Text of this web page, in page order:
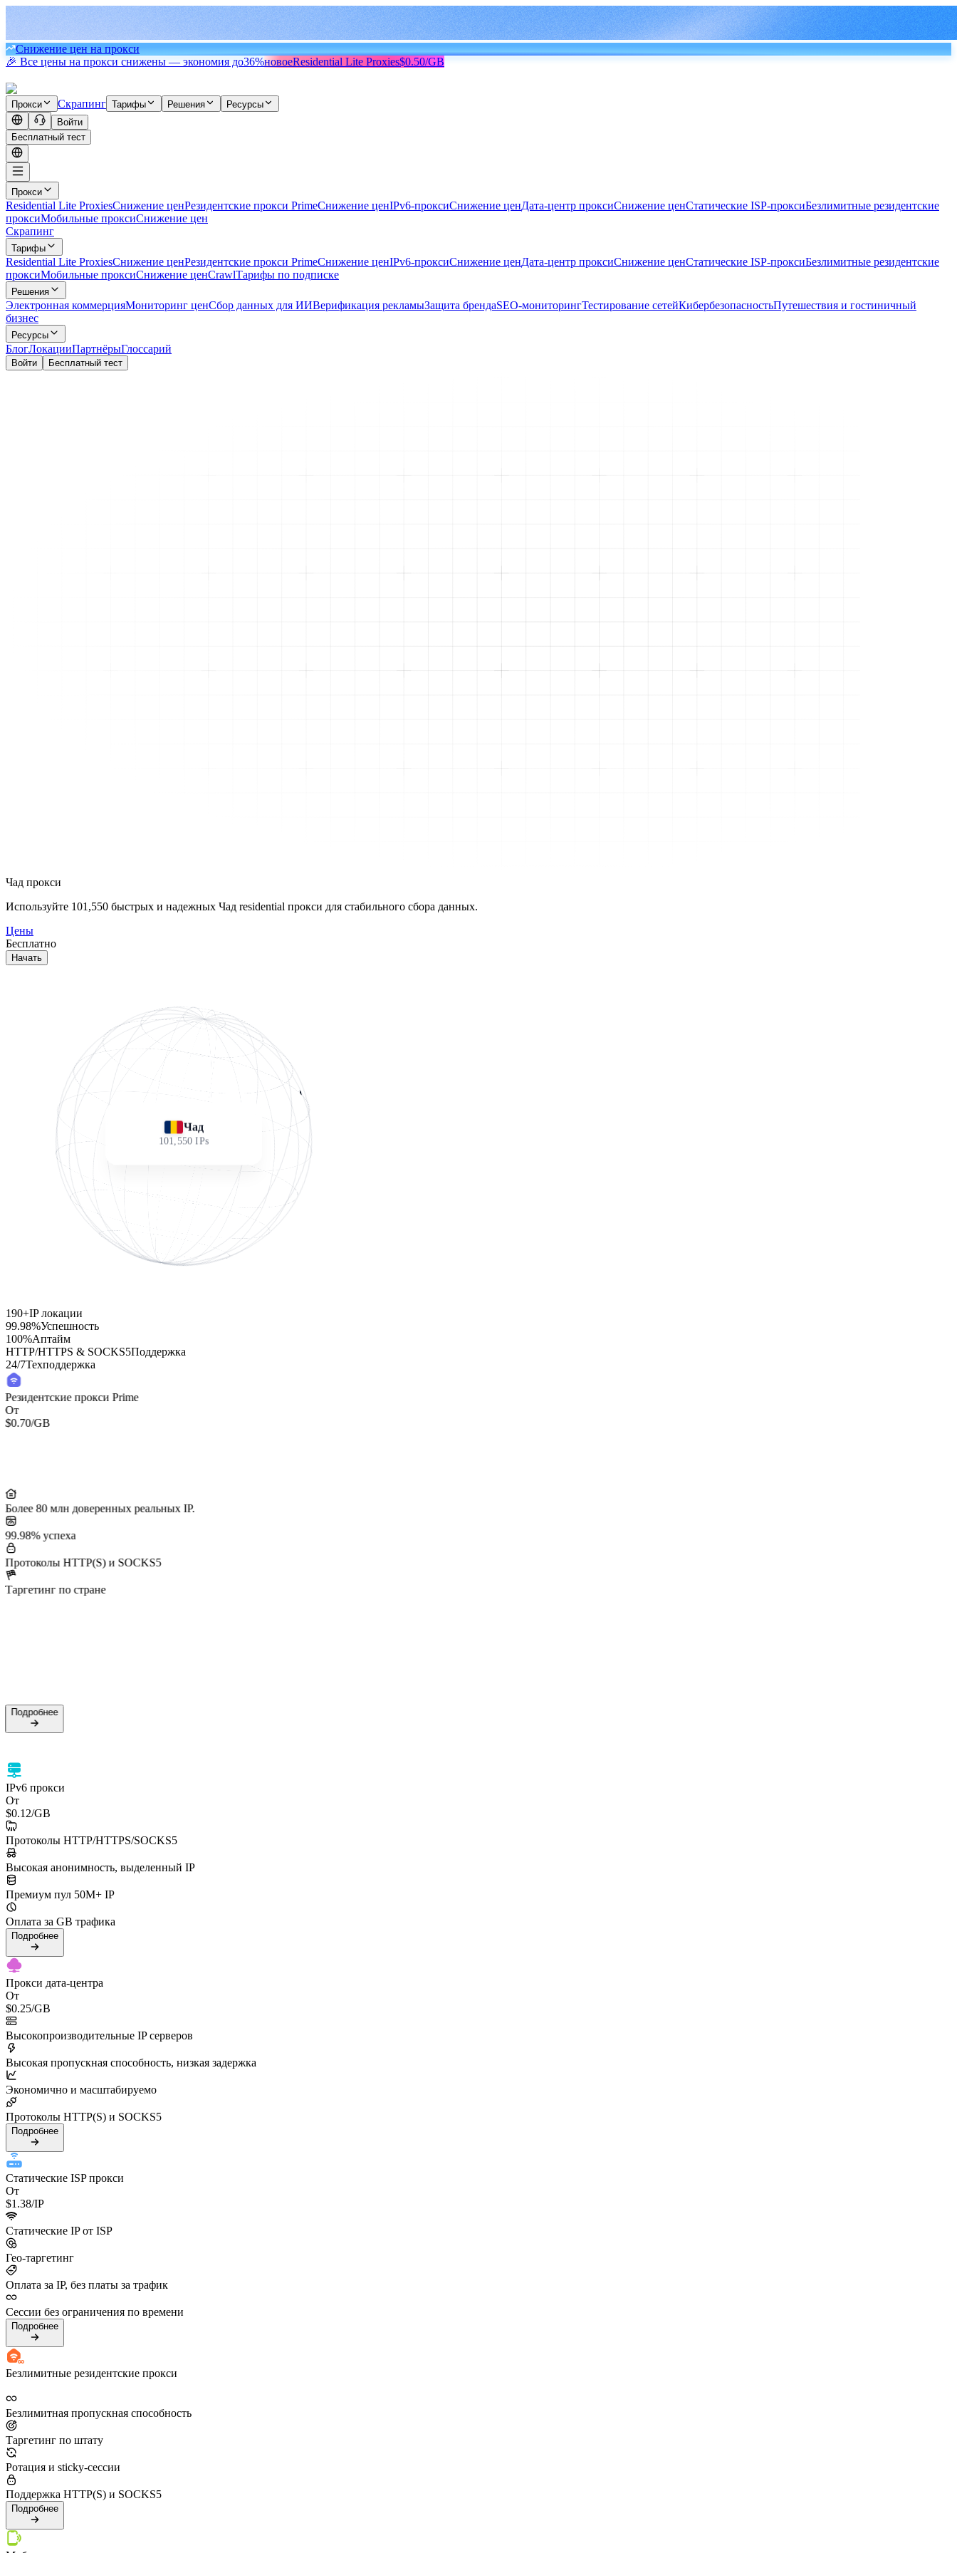
Снижение цен на прокси
🎉 Все цены на прокси снижены — экономия до36%новоеResidential Lite Proxies$0.50/GB
Прокси Скрапинг Тарифы Решения
Ресурсы
Войти
Бесплатный тест
Прокси
Residential Lite ProxiesСнижение ценРезидентские прокси PrimeСнижение ценIPv6-проксиСнижение ценДата-центр проксиСнижение ценСтатические ISP-проксиБезлимитные резидентские
проксиМобильные проксиСнижение цен
Скрапинг
Тарифы
Residential Lite ProxiesСнижение ценРезидентские прокси PrimeСнижение ценIPv6-проксиСнижение ценДата-центр проксиСнижение ценСтатические ISP-проксиБезлимитные резидентские
проксиМобильные проксиСнижение ценCrawlТарифы по подписке
Решения
Электронная коммерцияМониторинг ценСбор данных для ИИВерификация рекламыЗащита брендаSEO-мониторингТестирование сетейКибербезопасностьПутешествия и гостиничный
бизнес
Ресурсы
БлогЛокацииПартнёрыГлоссарий
Войти Бесплатный тест
Чад прокси
Используйте 101,550 быстрых и надежных Чад residential прокси для стабильного сбора данных.
Цены
Бесплатно
Начать
Чад
101,550 IPs
190+IP локации
99.98%Успешность
100%Аптайм
HTTP/HTTPS & SOCKS5Поддержка
24/7Техподдержка
Резидентские прокси Prime
От
$0.70/GB
Более 80 млн доверенных реальных IP.
99.98% успеха
Протоколы HTTP(S) и SOCKS5
Таргетинг по стране
Подробнее
IPv6 прокси
От
$0.12/GB
Протоколы HTTP/HTTPS/SOCKS5
Высокая анонимность, выделенный IP
Премиум пул 50M+ IP
Оплата за GB трафика
Подробнее
Прокси дата-центра
От
$0.25/GB
Высокопроизводительные IP серверов
Высокая пропускная способность, низкая задержка
Экономично и масштабируемо
Протоколы HTTP(S) и SOCKS5
Подробнее
Статические ISP прокси
От
$1.38/IP
Статические IP от ISP
Гео-таргетинг
Оплата за IP, без платы за трафик
Сессии без ограничения по времени
Подробнее
Безлимитные резидентские прокси
Безлимитная пропускная способность
Таргетинг по штату
Ротация и sticky-сессии
Поддержка HTTP(S) и SOCKS5
Подробнее